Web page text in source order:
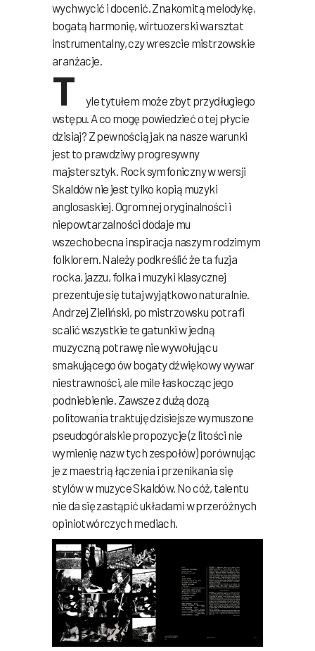
wychwycić i docenić. Znakomitą melodykę,
bogatą harmonię, wirtuozerski warsztat
instrumentalny, czy wreszcie mistrzowskie
aranżacje.
T
yle tytułem może zbyt przydługiego
wstępu. A co mogę powiedzieć o tej płycie
dzisiaj? Z pewnością jak na nasze warunki
jest to prawdziwy progresywny
majstersztyk. Rock symfoniczny w wersji
Skaldów nie jest tylko kopią muzyki
anglosaskiej. Ogromnej oryginalności i
niepowtarzalności dodaje mu
wszechobecna inspiracja naszym rodzimym
folklorem. Należy podkreślić że ta fuzja
rocka, jazzu, folka i muzyki klasycznej
prezentuje się tutaj wyjątkowo naturalnie.
Andrzej Zieliński, po mistrzowsku potrafi
scalić wszystkie te gatunki w jedną
muzyczną potrawę nie wywołując u
smakującego ów bogaty dźwiękowy wywar
niestrawności, ale mile łaskocząc jego
podniebienie. Zawsze z dużą dozą
politowania traktuję dzisiejsze wymuszone
pseudogóralskie propozycje (z litości nie
wymienię nazw tych zespołów) porównując
je z maestrią łączenia i przenikania się
stylów w muzyce Skaldów. No cóż, talentu
nie da się zastąpić układami w przeróżnych
opiniotwórczych mediach.